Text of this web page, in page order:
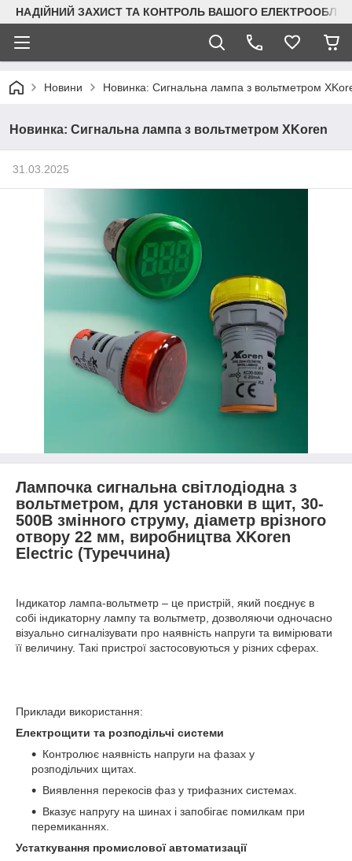
НАДІЙНИЙ ЗАХИСТ ТА КОНТРОЛЬ ВАШОГО
Новини Новинка: Сигнальна лампа з вольтметром
Новинка: Сигнальна лампа з вольтметром XKoren
31.03.2025
Лампочка сигнальна світлодіодна з
вольтметром, для установки в щит, 30-
500В змінного струму, діаметр врізного
отвору 22 мм, виробництва XKoren
Electric (Туреччина)
Індикатор лампа-вольтметр – це пристрій, який поєднує в
собі індикаторну лампу та вольтметр, дозволяючи одночасно
візуально сигналізувати про наявність напруги та вимірювати
її величину. Такі пристрої застосовуються у різних сферах.
Приклади використання:
Електрощити та розподільчі системи
Контролює наявність напруги на фазах у
розподільчих щитах.
Виявлення перекосів фаз у трифазних системах.
Вказує напругу на шинах і запобігає помилкам при
перемиканнях.
Устаткування промислової автоматизації